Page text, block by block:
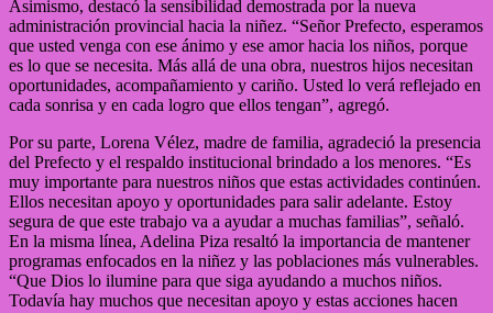
Asimismo, destacó la sensibilidad demostrada por la nueva
administración provincial hacia la niñez. “Señor Prefecto, esperamos
que usted venga con ese ánimo y ese amor hacia los niños, porque
es lo que se necesita. Más allá de una obra, nuestros hijos necesitan
oportunidades, acompañamiento y cariño. Usted lo verá reflejado en
cada sonrisa y en cada logro que ellos tengan”, agregó.
Por su parte, Lorena Vélez, madre de familia, agradeció la presencia
del Prefecto y el respaldo institucional brindado a los menores. “Es
muy importante para nuestros niños que estas actividades continúen.
Ellos necesitan apoyo y oportunidades para salir adelante. Estoy
segura de que este trabajo va a ayudar a muchas familias”, señaló.
En la misma línea, Adelina Piza resaltó la importancia de mantener
programas enfocados en la niñez y las poblaciones más vulnerables.
“Que Dios lo ilumine para que siga ayudando a muchos niños.
Todavía hay muchos que necesitan apoyo y estas acciones hacen